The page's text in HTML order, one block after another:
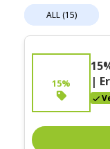
ALL (15)
15%
|